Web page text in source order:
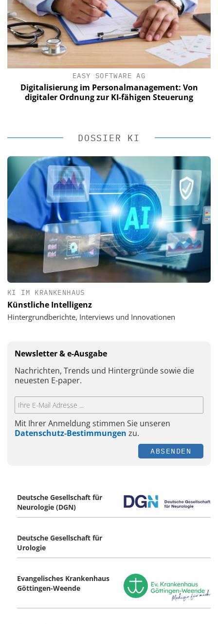
EASY SOFTWARE AG
Digitalisierung im Personalmanagement: Von
digitaler Ordnung zur KI-fähigen Steuerung
DOSSIER KI
KI IM KRANKENHAUS
Künstliche Intelligenz
Hintergrundberichte, Interviews und Innovationen
Newsletter & e-Ausgabe
Nachrichten, Trends und Hintergründe sowie die
neuesten E-paper.
Mit Ihrer Anmeldung stimmen Sie unseren
Datenschutz-Bestimmungen zu.
ABSENDEN
Deutsche Gesellschaft für
Neurologie (DGN)
Deutsche Gesellschaft für
Urologie
Evangelisches Krankenhaus
Göttingen-Weende